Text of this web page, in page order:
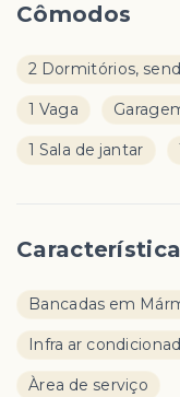
Cômodos
2 Dormitórios,
1 Vaga
1 Sala de jantar
Bancadas em
Infra ar
Àrea de serviço